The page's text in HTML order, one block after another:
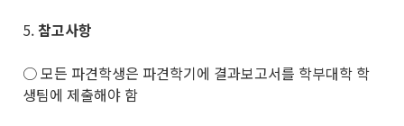
5.참고사항
○ 모든 파견학생은 파견학기에 결과보고서를 학부대학 학
생팀에 제출해야 함